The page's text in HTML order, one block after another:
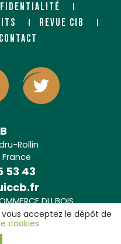
REVUE CIB
CONTACT
Rollin
France
53 43
DU BOIS
: 6LAB
acceptez le dépôt de
cookies